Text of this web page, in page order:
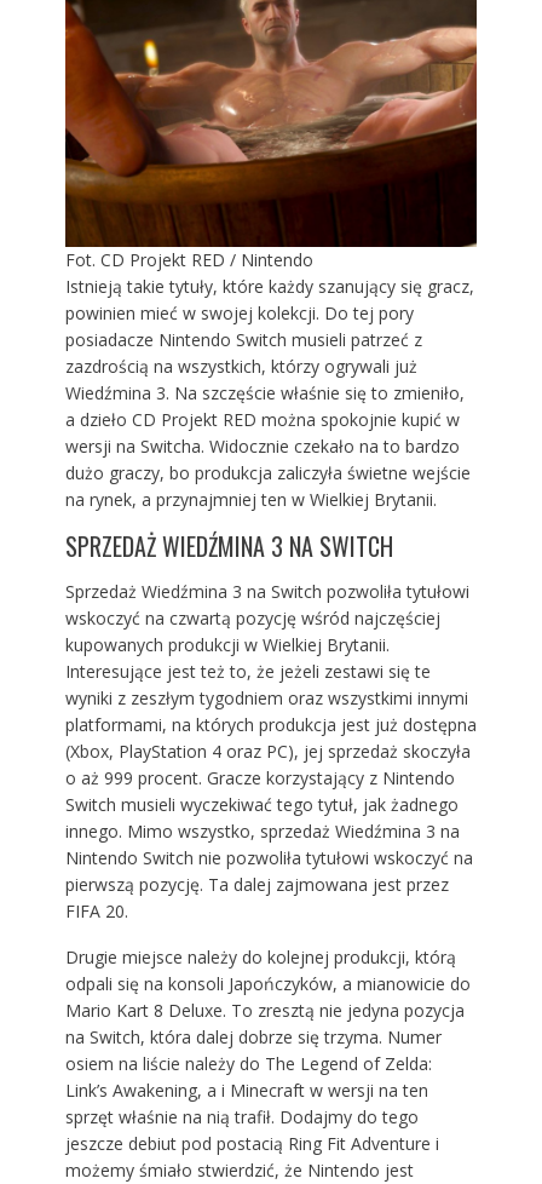
Fot. CD Projekt RED / Nintendo
Istnieją takie tytuły, które każdy szanujący się gracz,
powinien mieć w swojej kolekcji. Do tej pory
posiadacze Nintendo Switch musieli patrzeć z
zazdrością na wszystkich, którzy ogrywali już
Wiedźmina 3. Na szczęście właśnie się to zmieniło,
a dzieło CD Projekt RED można spokojnie kupić w
wersji na Switcha. Widocznie czekało na to bardzo
dużo graczy, bo produkcja zaliczyła świetne wejście
na rynek, a przynajmniej ten w Wielkiej Brytanii.
SPRZEDAŻ WIEDŹMINA 3 NA SWITCH
Sprzedaż Wiedźmina 3 na Switch pozwoliła tytułowi
wskoczyć na czwartą pozycję wśród najczęściej
kupowanych produkcji w Wielkiej Brytanii.
Interesujące jest też to, że jeżeli zestawi się te
wyniki z zeszłym tygodniem oraz wszystkimi innymi
platformami, na których produkcja jest już dostępna
(Xbox, PlayStation 4 oraz PC), jej sprzedaż skoczyła
o aż 999 procent. Gracze korzystający z Nintendo
Switch musieli wyczekiwać tego tytuł, jak żadnego
innego. Mimo wszystko, sprzedaż Wiedźmina 3 na
Nintendo Switch nie pozwoliła tytułowi wskoczyć na
pierwszą pozycję. Ta dalej zajmowana jest przez
FIFA 20.
Drugie miejsce należy do kolejnej produkcji, którą
odpali się na konsoli Japończyków, a mianowicie do
Mario Kart 8 Deluxe. To zresztą nie jedyna pozycja
na Switch, która dalej dobrze się trzyma. Numer
osiem na liście należy do The Legend of Zelda:
Link’s Awakening, a i Minecraft w wersji na ten
sprzęt właśnie na nią trafił. Dodajmy do tego
jeszcze debiut pod postacią Ring Fit Adventure i
możemy śmiało stwierdzić, że Nintendo jest